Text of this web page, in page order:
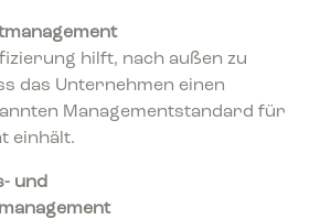
hilft, nach außen zu
das Unternehmen einen
Managementstandard für
einhält.
und